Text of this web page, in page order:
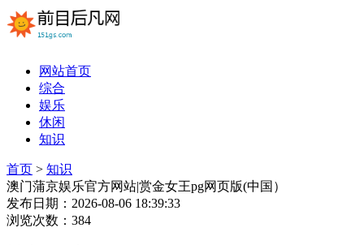
网站首页
综合
娱乐
休闲
知识
首页 > 知识
澳门蒲京娱乐官方网站|赏金女王pg网页版(中国）
发布日期：2026-08-06 18:39:33
浏览次数：384